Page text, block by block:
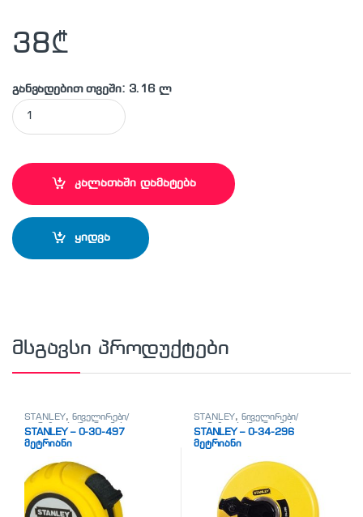
38₾
განვადებით თვეში: 3.16 ლ
STANLEY - 0-33-218 მეტრიანი quantity
კალათაში დამატება
ყიდვა
მსგავსი პროდუქტები
STANLEY, ნიველირები/
თარაზოები/მეტრიანები
STANLEY – 0-30-497
მეტრიანი
STANLEY, ნიველირები/
თარაზოები/მეტრიანები
STANLEY – 0-34-296
მეტრიანი